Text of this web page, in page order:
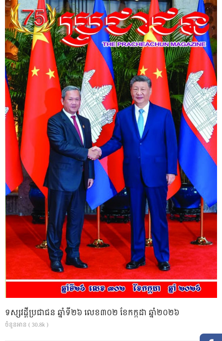
ទស្សវដ្តីប្រជាជន ឆ្នាំទី២៦ លេខ៣០២ ខែកក្កដា ឆ្នាំ២០២៦
ចំនួនអាន ( 30.8k )